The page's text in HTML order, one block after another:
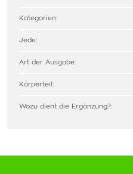
Kategorien:
Jede:
Art der Ausgabe:
Körperteil:
Wozu dient die Ergänzung?: